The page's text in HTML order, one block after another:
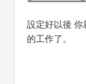
設定好以後 你
的工作了。